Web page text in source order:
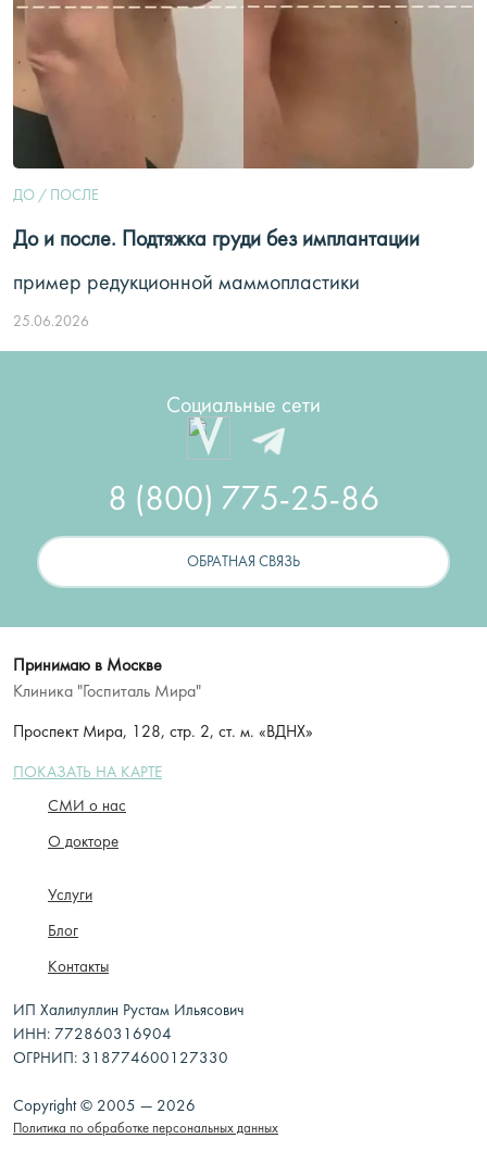
ДО / ПОСЛЕ
До и после. Подтяжка груди без имплантации
пример редукционной маммопластики
25.06.2026
Социальные сети
8 (800) 775-25-86
ОБРАТНАЯ СВЯЗЬ
ИП Халилуллин Рустам Ильясович
ИНН: 772860316904
ОГРНИП: 318774600127330
Copyright © 2005 — 2026
Политика по обработке персональных данных
Принимаю в Москве
Клиника "Госпиталь Мира"
Проспект Мира, 128, стр. 2, ст. м. «ВДНХ»
ПОКАЗАТЬ НА КАРТЕ
СМИ о нас
О докторе
Услуги
Блог
Контакты